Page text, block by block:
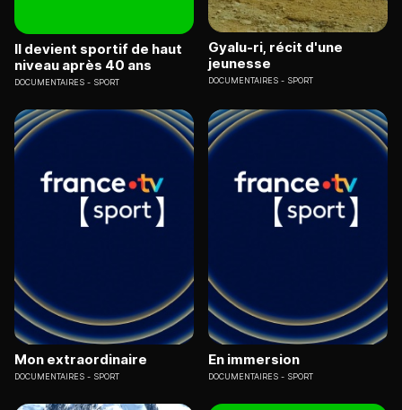
Il devient sportif de haut
niveau après 40 ans
DOCUMENTAIRES SPORT
Gyalu-ri, récit d'une
jeunesse
DOCUMENTAIRES SPORT
Mon extraordinaire
DOCUMENTAIRES SPORT
En immersion
DOCUMENTAIRES SPORT